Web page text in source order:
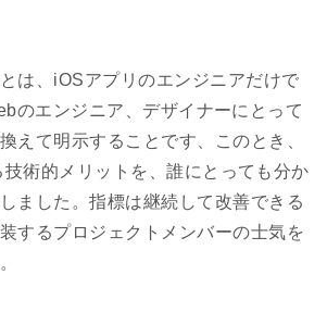
は、iOSアプリのエンジニアだけで
のエンジニア、デザイナーにとって
えて明示することです、このとき、
術的メリットを、誰にとっても分か
ました。指標は継続して改善できる
するプロジェクトメンバーの士気を